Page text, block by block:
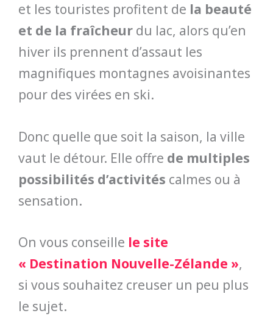
et les touristes profitent de la beauté
et de la fraîcheur du lac, alors qu’en
hiver ils prennent d’assaut les
magnifiques montagnes avoisinantes
pour des virées en ski.
Donc quelle que soit la saison, la ville
vaut le détour. Elle offre de multiples
possibilités d’activités calmes ou à
sensation.
On vous conseille le site
« Destination Nouvelle-Zélande »,
si vous souhaitez creuser un peu plus
le sujet.